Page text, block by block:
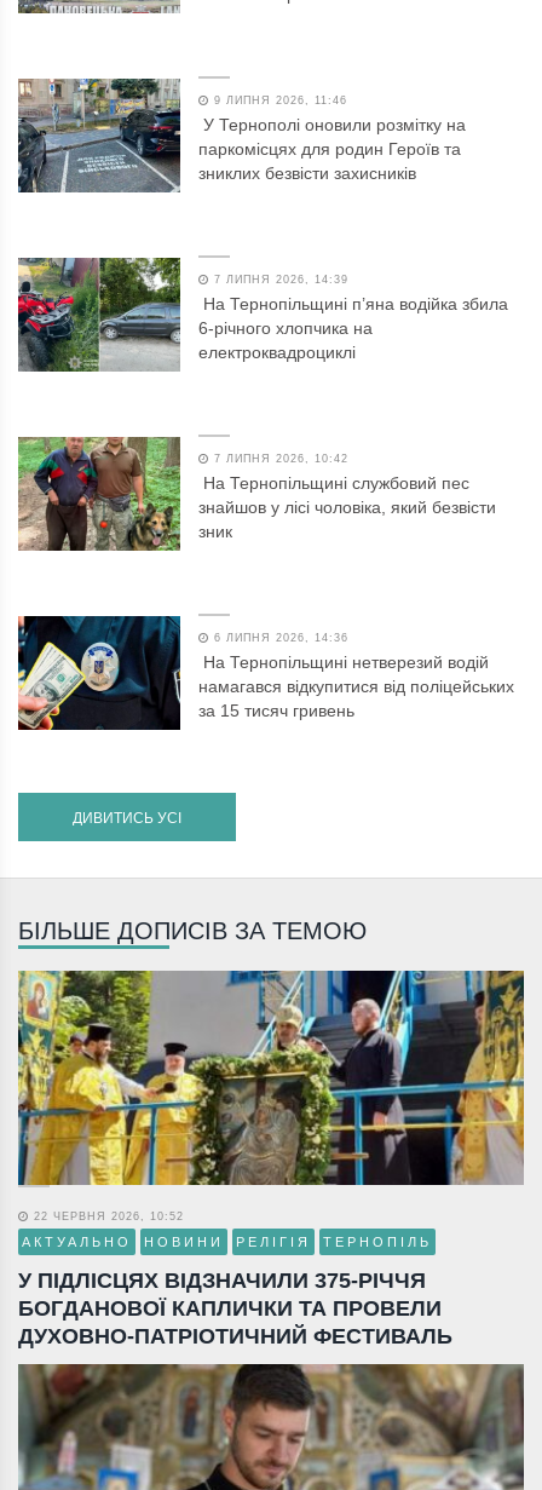
9 ЛИПНЯ 2026, 11:46
У Тернополі оновили розмітку на
паркомісцях для родин Героїв та
зниклих безвісти захисників
7 ЛИПНЯ 2026, 14:39
На Тернопільщині п’яна водійка збила
6-річного хлопчика на
електроквадроциклі
7 ЛИПНЯ 2026, 10:42
На Тернопільщині службовий пес
знайшов у лісі чоловіка, який безвісти
зник
6 ЛИПНЯ 2026, 14:36
На Тернопільщині нетверезий водій
намагався відкупитися від поліцейських
за 15 тисяч гривень
ДИВИТИСЬ УСІ
БІЛЬШЕ ДОПИСІВ ЗА ТЕМОЮ
22 ЧЕРВНЯ 2026, 10:52
АКТУАЛЬНО НОВИНИ РЕЛІГІЯ ТЕРНОПІЛЬ
У ПІДЛІСЦЯХ ВІДЗНАЧИЛИ 375-РІЧЧЯ
БОГДАНОВОЇ КАПЛИЧКИ ТА ПРОВЕЛИ
ДУХОВНО-ПАТРІОТИЧНИЙ ФЕСТИВАЛЬ